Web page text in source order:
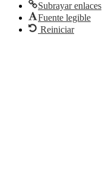
Subrayar enlaces
Fuente legible
Reiniciar